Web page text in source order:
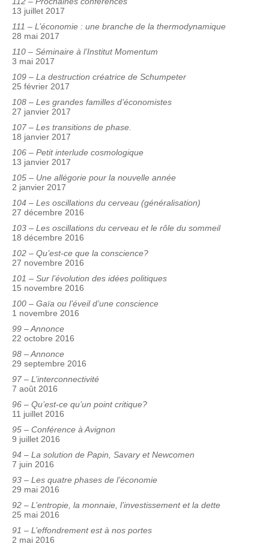
13 juillet 2017
111 – L’économie : une branche de la thermodynamique
28 mai 2017
110 – Séminaire à l’Institut Momentum
3 mai 2017
109 – La destruction créatrice de Schumpeter
25 février 2017
108 – Les grandes familles d’économistes
27 janvier 2017
107 – Les transitions de phase.
18 janvier 2017
106 – Petit interlude cosmologique
13 janvier 2017
105 – Une allégorie pour la nouvelle année
2 janvier 2017
104 – Les oscillations du cerveau (généralisation)
27 décembre 2016
103 – Les oscillations du cerveau et le rôle du sommeil
18 décembre 2016
102 – Qu’est-ce que la conscience?
27 novembre 2016
101 – Sur l’évolution des idées politiques
15 novembre 2016
100 – Gaïa ou l’éveil d’une conscience
1 novembre 2016
99 – Annonce
22 octobre 2016
98 – Annonce
29 septembre 2016
97 – L’interconnectivité
7 août 2016
96 – Qu’est-ce qu’un point critique?
11 juillet 2016
95 – Conférence à Avignon
9 juillet 2016
94 – La solution de Papin, Savary et Newcomen
7 juin 2016
93 – Les quatre phases de l’économie
29 mai 2016
92 – L’entropie, la monnaie, l’investissement et la dette
25 mai 2016
91 – L’effondrement est à nos portes
2 mai 2016